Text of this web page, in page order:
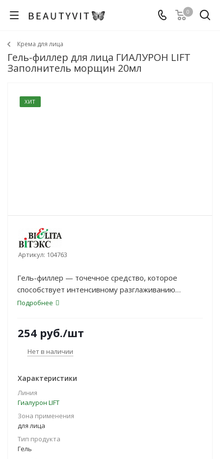
0
Крема для лица
Гель-филлер для лица ГИАЛУРОН LIFT
Заполнитель морщин 20мл
ХИТ
Артикул: 104763
Гель-филлер — точечное средство, которое
способствует интенсивному разглаживанию
глубоких и мелких морщин кожи лица. Эффективен
морщины и морщины вокруг глаз и на лбу. Гель-
филлер обеспечивает эффективное действие
Подробнее
254 руб./шт
Нет в наличии
Характеристики
Линия
Гиалурон LIFT
Зона применения
для лица
Тип продукта
Гель